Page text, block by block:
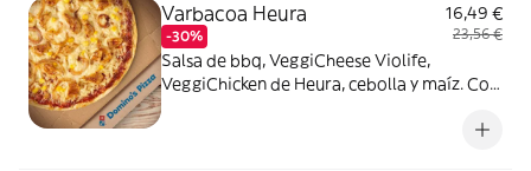
Varbacoa Heura
-30%
16,49 €
23,56 €
Salsa de bbq, VeggiCheese Violife,
VeggiChicken de Heura, cebolla y maíz. Con